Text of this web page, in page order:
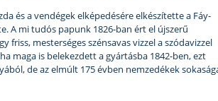
és a vendégek elképedésére elkészítette a Fáy-
A mi tudós papunk 1826-ban ért el újszerű
mesterséges szénsavas vizzel a szódavizzel
maga is belekezdett a gyártásba 1842-ben, ezt
de az elmúlt 175 évben nemzedékek